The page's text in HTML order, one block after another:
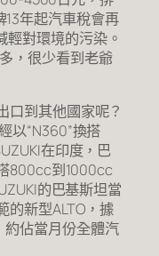
年起汽車稅會再
對環境的污染。
，很少看到老爺
口到其他國家呢？
以“N360”換搭
在印度，巴
800cc到1000cc
的巴基斯坦當
的新型ALTO，據
佔當月份全體汽